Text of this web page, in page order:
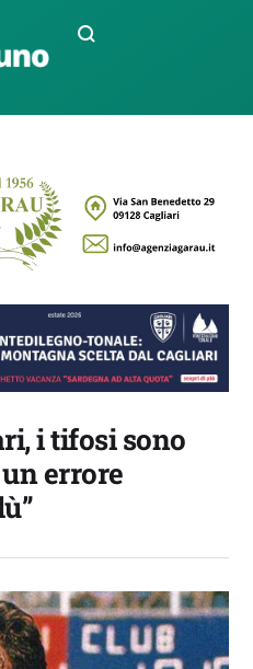
i tifosi sono
errore